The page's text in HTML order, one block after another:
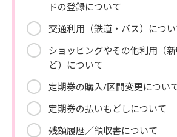
ドの登録について
交通利用（鉄道・バス）につ
ショッピングやその他利用（
ど）について
定期券の購入/区間変更につい
定期券の払いもどしについて
残額履歴／領収書について